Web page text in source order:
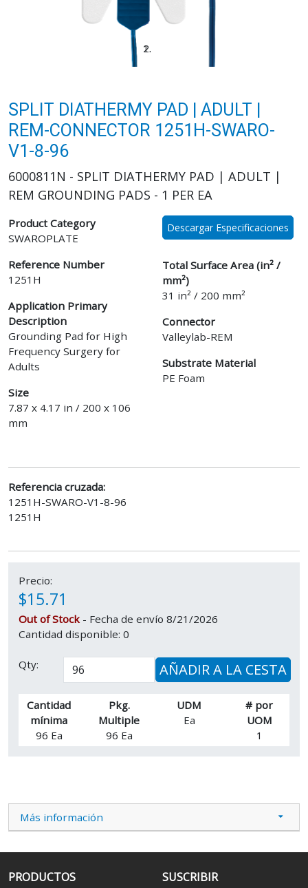
SPLIT DIATHERMY PAD | ADULT |
REM-CONNECTOR 1251H-SWARO-
V1-8-96
6000811N - SPLIT DIATHERMY PAD | ADULT |
REM GROUNDING PADS - 1 PER EA
Product Category
SWAROPLATE
Reference Number
1251H
Application Primary
Description
Grounding Pad for High
Frequency Surgery for
Adults
Size
7.87 x 4.17 in / 200 x 106
mm
Descargar Especificaciones
Total Surface Area (in² /
mm²)
31 in² / 200 mm²
Connector
Valleylab-REM
Substrate Material
PE Foam
Referencia cruzada:
1251H-SWARO-V1-8-96
1251H
Precio:
$15.71
Out of Stock - Fecha de envío 8/21/2026
Cantidad disponible: 0
Qty: AÑADIR A LA CESTA
Cantidad
mínima
96 Ea
Pkg.
Multiple
96 Ea
UDM
Ea
# por
UOM
1
Más información
PRODUCTOS
SUSCRIBIR